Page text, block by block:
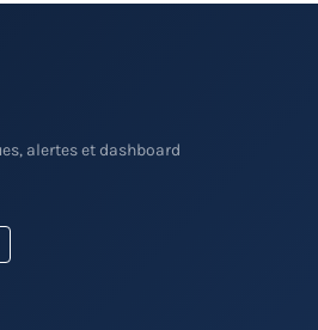
alertes et dashboard